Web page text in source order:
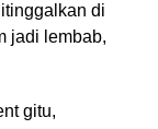
di
jadi lembab,
gitu,